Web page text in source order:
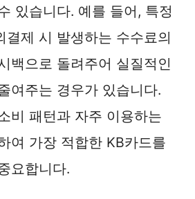
있습니다. 예를 들어, 특정
결제 시 발생하는 수수료의
백으로 돌려주어 실질적인
여주는 경우가 있습니다.
비 패턴과 자주 이용하는
여 가장 적합한 KB카드를
요합니다.